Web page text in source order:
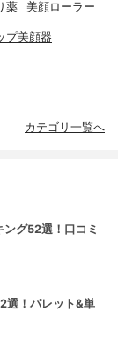
薬 美顔ローラー
プ美顔器
カテゴリ一覧へ
グ52選！口コミ
選！パレット&単